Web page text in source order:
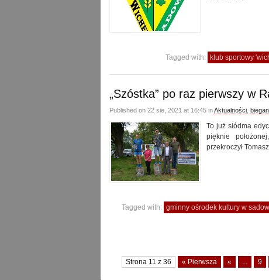
Tagged with: klub sportowy
„Szóstka” po raz pierwszy w
Published on 22 sie, 2021 at 16:45 inAktualności
To już siódma
pięknie
przekroczył
Tagged with: gminny ośrodek kultury w
Strona 11 z 36 « Pierwsza « ... 9